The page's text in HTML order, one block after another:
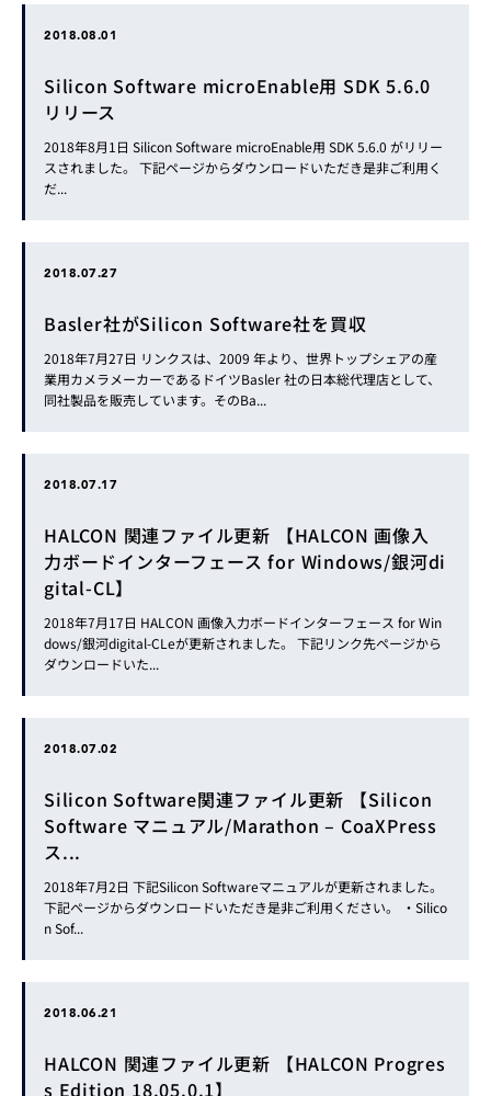
2018.08.01
Silicon Software microEnable用 SDK 5.6.0
リリース
2018年8月1日 Silicon Software microEnable用 SDK 5.6.0 がリリー
スされました。 下記ページからダウンロードいただき是非ご利用く
だ...
2018.07.27
Basler社がSilicon Software社を買収
2018年7月27日 リンクスは、2009 年より、世界トップシェアの産
業用カメラメーカーであるドイツBasler 社の日本総代理店として、
同社製品を販売しています。そのBa...
2018.07.17
HALCON 関連ファイル更新 【HALCON 画像入
力ボードインターフェース for Windows/銀河di
gital-CL】
2018年7月17日 HALCON 画像入力ボードインターフェース for Win
dows/銀河digital-CLeが更新されました。 下記リンク先ページから
ダウンロードいた...
2018.07.02
Silicon Software関連ファイル更新 【Silicon
Software マニュアル/Marathon – CoaXPress
ス...
2018年7月2日 下記Silicon Softwareマニュアルが更新されました。
下記ページからダウンロードいただき是非ご利用ください。 ・Silico
n Sof...
2018.06.21
HALCON 関連ファイル更新 【HALCON Progres
s Edition 18.05.0.1】